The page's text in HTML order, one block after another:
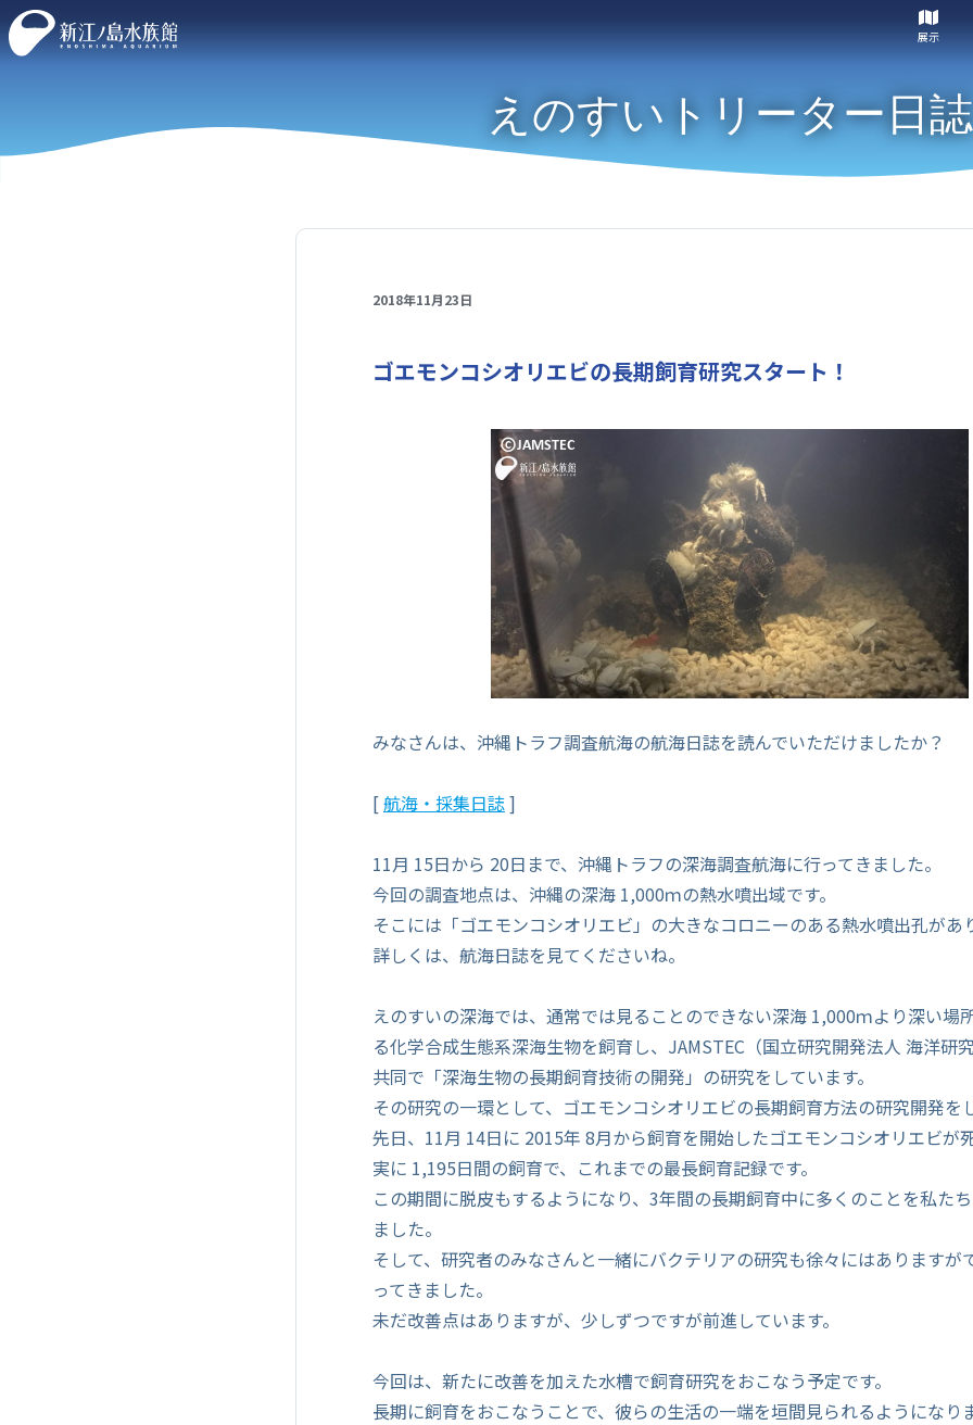
展示
えのすいトリーター日誌
2018年11月23日
ゴエモンコシオリエビの長期飼育研究スタート！
みなさんは、沖縄トラフ調査航海の航海日誌を読んでいただけましたか？
[航海・採集日誌]
11月 15日から 20日まで、沖縄トラフの深海調査航海に行ってきました。
今回の調査地点は、沖縄の深海 1,000ｍの熱水噴出域です。
そこには「ゴエモンコシオリエビ」の大きなコロニーのある熱水噴出孔があ
詳しくは、航海日誌を見てくださいね。
えのすいの深海では、通常では見ることのできない深海 1,000ｍより深い場
る化学合成生態系深海生物を飼育し、JAMSTEC（国立研究開発法人 海洋研
共同で「深海生物の長期飼育技術の開発」の研究をしています。
その研究の一環として、ゴエモンコシオリエビの長期飼育方法の研究開発を
先日、11月 14日に 2015年 8月から飼育を開始したゴエモンコシオリエビが
実に 1,195日間の飼育で、これまでの最長飼育記録です。
この期間に脱皮もするようになり、3年間の長期飼育中に多くのことを私た
ました。
そして、研究者のみなさんと一緒にバクテリアの研究も徐々にはありますが
ってきました。
未だ改善点はありますが、少しずつですが前進しています。
今回は、新たに改善を加えた水槽で飼育研究をおこなう予定です。
長期に飼育をおこなうことで、彼らの生活の一端を垣間見られるようになり